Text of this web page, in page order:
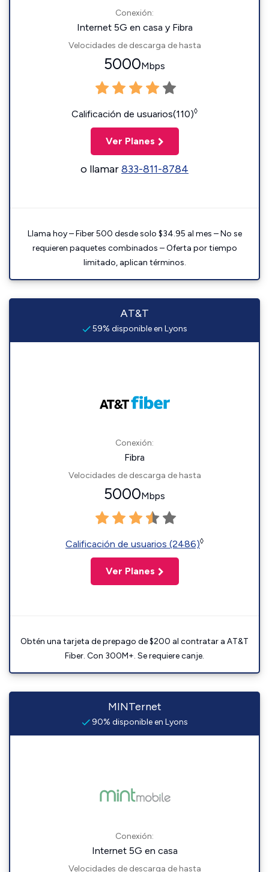
Conexión:
Internet 5G en casa y Fibra
Velocidades de descarga de hasta
5000Mbps
Calificación de usuarios(110)◊
Ver Planes
o llamar833-811-8784
Llama hoy – Fiber 500 desde solo $34.95 al mes – No se
requieren paquetes combinados – Oferta por tiempo
limitado, aplican términos.
AT&T
59% disponible en Lyons
Conexión:
Fibra
Velocidades de descarga de hasta
5000Mbps
Calificación de usuarios (2486)◊
Ver Planes
Obtén una tarjeta de prepago de $200 al contratar a AT&T
Fiber. Con 300M+. Se requiere canje.
MINTernet
90% disponible en Lyons
Conexión:
Internet 5G en casa
Velocidades de descarga de hasta